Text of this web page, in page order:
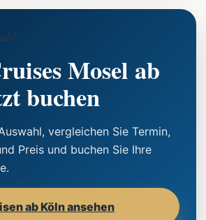
Mosel ab
buchen
vergleichen Sie Termin,
Preis und buchen Sie Ihre
ab Köln ansehen